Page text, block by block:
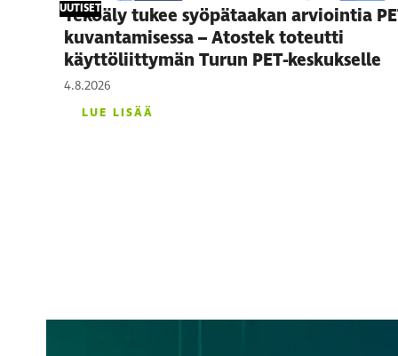
UUTISET
Tekoäly tukee syöpätaakan arviointia
kuvantamisessa – Atostek toteutti
käyttöliittymän Turun PET-keskukselle
4.8.2026
LUE LISÄÄ